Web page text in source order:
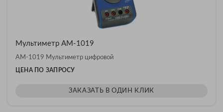
Мультиметр АМ-1019
АМ-1019 Мультиметр цифровой
ЦЕНА ПО ЗАПРОСУ
ЗАКАЗАТЬ В ОДИН КЛИК